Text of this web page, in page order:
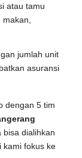
atau tamu
makan,
jumlah unit
asuransi
dengan 5 tim
bisa dialihkan
kami fokus ke